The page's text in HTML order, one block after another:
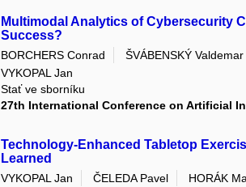
Multimodal Analytics of Cybersecurity
Success?
BORCHERS Conrad ŠVÁBENSKÝ Valdemar
VYKOPAL Jan
Stať ve sborníku
27th International Conference on Artificial
Technology-Enhanced Tabletop
Learned
VYKOPAL Jan ČELEDA Pavel HORÁK